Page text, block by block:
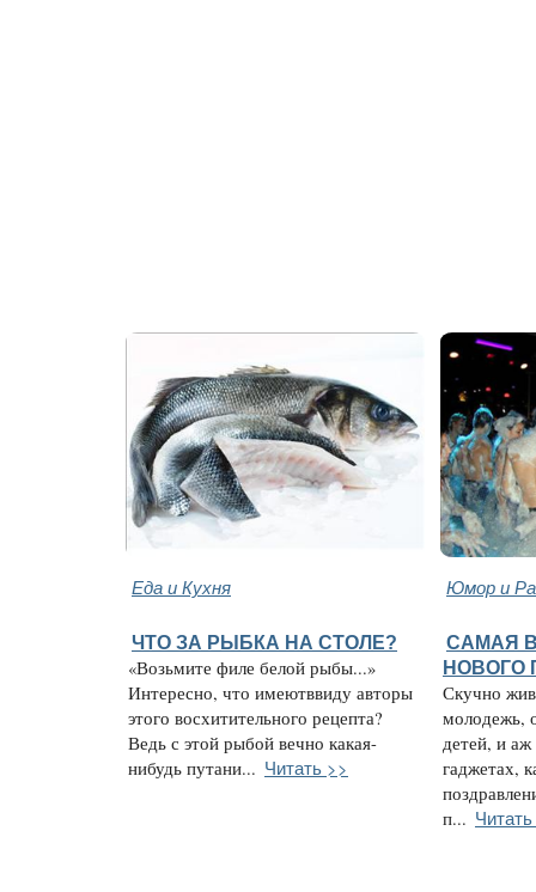
Еда и Кухня Юмор и
ЧТО ЗА РЫБКА НА СТОЛЕ?
«Возьмите филе белой рыбы...»
Интересно, что имеютввиду авторы
этого восхитительного рецепта?
Ведь с этой рыбой вечно какая-
нибудь путани... Читать >>
САМАЯ
НОВОГО
Скучно
молодежь,
детей, и
гаджетах,
п...